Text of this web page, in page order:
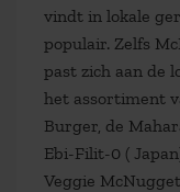
vindt in lokale
populair. Zelfs
past zich aan de
het assortiment
Burger, de
Ebi-Filit-0 (
Veggie